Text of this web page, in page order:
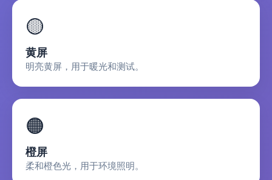
🟡
黄屏
明亮黄屏，用于暖光和测试。
🟠
橙屏
柔和橙色光，用于环境照明。